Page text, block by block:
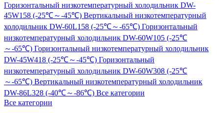
Горизонтальный низкотемпературный холодильник DW-
45W158 (-25℃～-45℃) Вертикальный низкотемпературный
холодильник DW-60L158 (-25℃～-65℃) Горизонтальный
низкотемпературный холодильник DW-60W105 (-25℃
～-65℃) Горизонтальный низкотемпературный холодильник
DW-45W418 (-25℃～-45℃) Горизонтальный
низкотемпературный холодильник DW-60W308 (-25℃
～-65℃) Вертикальный низкотемпературный холодильник
DW-86L328 (-40℃～-86℃) Все категории
Все категории